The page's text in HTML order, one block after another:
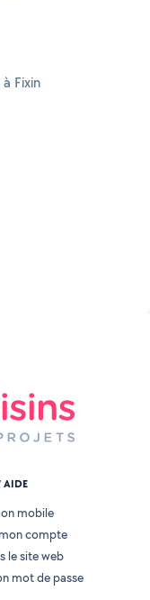
Fixin
AIDE
mobile
compte
le site web
mot de passe